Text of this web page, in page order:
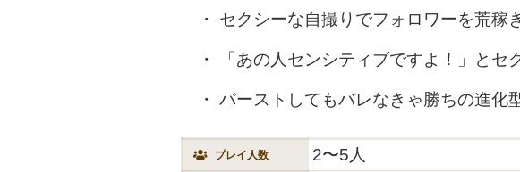
セクシーな自撮りでフォロワーを荒稼
「あの人センシティブですよ！」と
バーストしてもバレなきゃ勝ちの進化
プレイ人数 2〜5人